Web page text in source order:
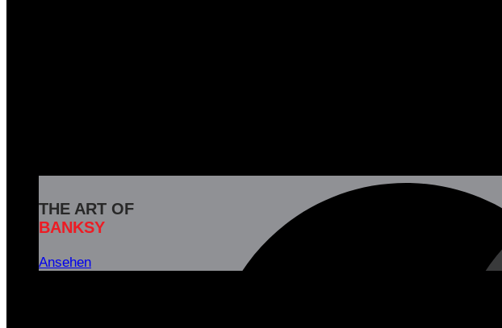
THE ART OF
BANKSY
Ansehen